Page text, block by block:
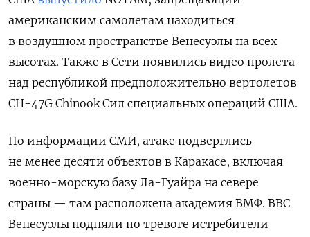
американским самолетам находиться
в воздушном пространстве Венесуэлы на всех
высотах. Также в Сети появились видео пролета
над республикой предположительно вертолетов
CH-47G Chinook Сил специальных операций США.
По информации СМИ, атаке подверглись
не менее десяти объектов в Каракасе, включая
военно-морскую базу Ла-Гуайра на севере
страны — там расположена академия ВМФ. ВВС
Венесуэлы подняли по тревоге истребители